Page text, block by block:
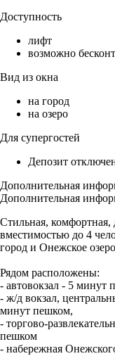
Доступность
лифт
возможно
Вид из окна
на город
на озеро
Для супергостей
Депозит
Дополнительная
Дополнительная
Стильная, комфортная,
вместимостью до 4
город и Онежское
Рядом расположены:
- автовокзал - 5 минут
- ж/д вокзал,
минут пешком,
- торгово-
пешком
- набережная